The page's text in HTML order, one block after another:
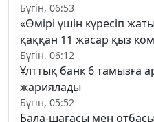
Бүгін, 06:53
«Өмірі үшін күресіп
қаққан 11 жасар қыз
Бүгін, 06:12
Ұлттық банк 6 тамызға
жариялады
Бүгін, 05:52
Бала-шағасы мен